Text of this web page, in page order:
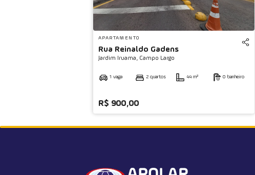
APARTAMENTO
Rua Reinaldo Gadens
Jardim Iruama, Campo Largo
1 vaga 2 quartos 44 m² 0 banheiro
R$ 900,00